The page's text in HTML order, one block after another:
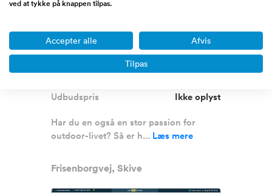
Udbudspris
Ikke oplyst
Har du en også en stor passion for
outdoor-livet? Så er h... Læs mere
Frisenborgvej, Skive
ved at tykke på knappen tilpas.
Accepter alle Afvis
Tilpas